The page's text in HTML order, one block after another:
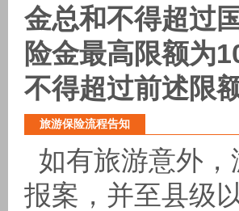
金总和不得超过
险金最高限额为
不得超过前述限额
旅游保险流程告知
如有旅游意外
报案，并至县级